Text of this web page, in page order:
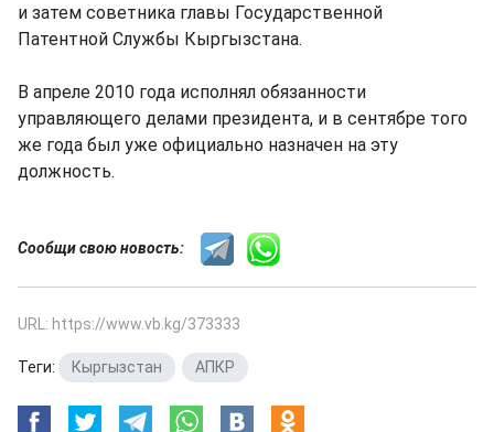
и затем советника главы Государственной
Патентной Службы Кыргызстана.
В апреле 2010 года исполнял обязанности
управляющего делами президента, и в сентябре того
же года был уже официально назначен на эту
должность.
Сообщи свою новость:
URL: https://www.vb.kg/373333
Теги: Кыргызстан АПКР